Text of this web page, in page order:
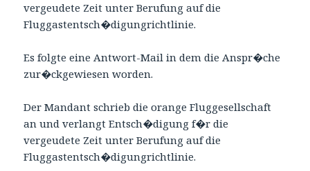
vergeudete Zeit unter Berufung auf die
Fluggastentsch�digungrichtlinie.
Es folgte eine Antwort-Mail in dem die Anspr�che
zur�ckgewiesen worden.
Der Mandant schrieb die orange Fluggesellschaft
an und verlangt Entsch�digung f�r die
vergeudete Zeit unter Berufung auf die
Fluggastentsch�digungrichtlinie.